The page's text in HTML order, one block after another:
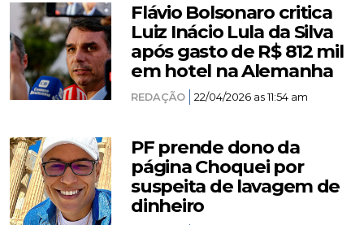
Flávio Bolsonaro critica
Luiz Inácio Lula da Silva
após gasto de R$ 812 mil
em hotel na Alemanha
REDAÇÃO 22/04/2026 as 11:54 am
PF prende dono da
página Choquei por
suspeita de lavagem de
dinheiro